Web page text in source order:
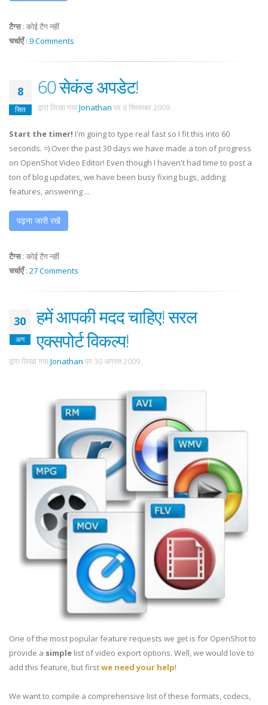
टैग्स: कोई टैग नहीं
चर्चाएँ: 9 Comments
8
सित
60 सेकंड अपडेट!
द्वारा लिखा गयाJonathan पर 8 सितमबर 2009 .
Start the timer! I'm going to type real fast so I fit this into 60
seconds. =) Over the past 30 days we have made a ton of progress
on OpenShot Video Editor! Even though I haven't had time to post a
ton of blog updates, we have been busy fixing bugs, adding
features, answering ...
पढ़ना जारी रखें
टैग्स: कोई टैग नहीं
चर्चाएँ: 27 Comments
30
अग
हमें आपकी मदद चाहिए! सरल
एक्सपोर्ट विकल्प!
द्वारा लिखा गयाJonathan पर 30 अगस्त 2009 .
One of the most popular feature requests we get is for OpenShot to
provide a simple list of video export options. Well, we would love to
add this feature, but firstwe need your help!
We want to compile a comprehensive list of these formats, codecs,